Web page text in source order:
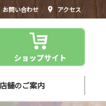
お問い合わせ アクセス
ご紹介
店舗のご案内